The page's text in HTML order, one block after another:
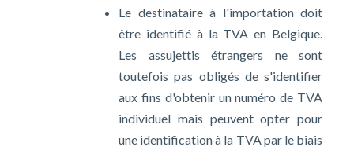
Le destinataire à l'importation doit
être identifié à la TVA en Belgique.
Les assujettis étrangers ne sont
toutefois pas obligés de s'identifier
aux fins d'obtenir un numéro de TVA
individuel mais peuvent opter pour
une identification à la TVA par le biais